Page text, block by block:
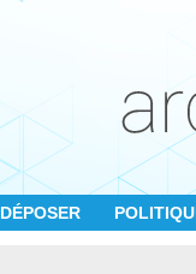
DÉPOSER